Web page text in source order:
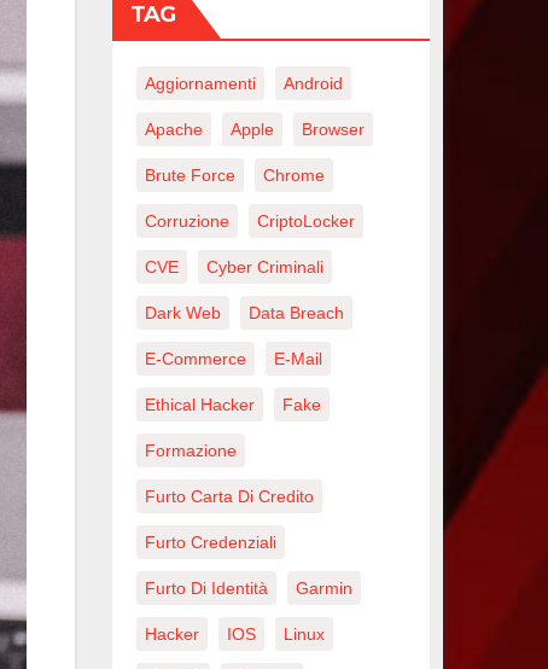
TAG
Aggiornamenti Android
Apache Apple Browser
Brute Force Chrome
Corruzione CriptoLocker
CVE Cyber Criminali
Dark Web Data Breach
E-Commerce E-Mail
Ethical Hacker Fake
Formazione
Furto Carta Di Credito
Furto Credenziali
Furto Di Identità Garmin
Hacker IOS Linux